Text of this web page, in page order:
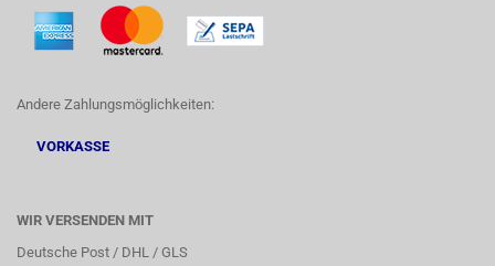
Andere Zahlungsmöglichkeiten:
VORKASSE
WIR VERSENDEN MIT
Deutsche Post / DHL / GLS